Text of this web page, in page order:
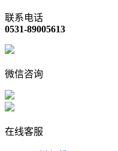
联系电话
0531-89005613
微信咨询
在线客服